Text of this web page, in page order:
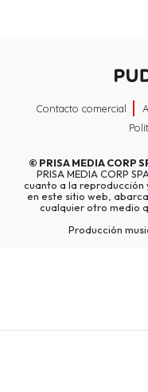
Contacto comercial
© PRISA MEDIA CORP
PRISA MEDIA CORP
cuanto a la reproducción
en este sitio web,
cualquier otro medio
Producción